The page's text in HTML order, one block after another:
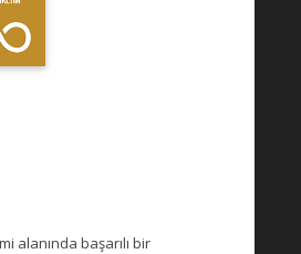
alanında başarılı bir